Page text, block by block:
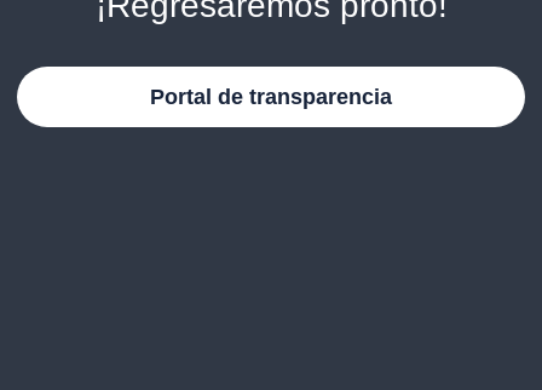
Portal de transparencia